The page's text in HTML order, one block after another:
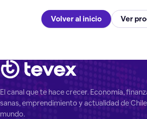
Volver al inicio Ver
El canal que te hace crecer. Economía,
sanas, emprendimiento y actualidad de
mundo.